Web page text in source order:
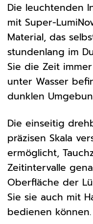
Die leuchtenden
mit Super-
Material, das
stundenlang im
Sie die Zeit
unter Wasser
dunklen
Die einseitig
präzisen Skala
ermöglicht,
Zeitintervalle
Oberfläche der
Sie sie auch mit
bedienen können.